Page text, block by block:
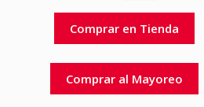
Comprar en Tienda
Comprar al Mayoreo